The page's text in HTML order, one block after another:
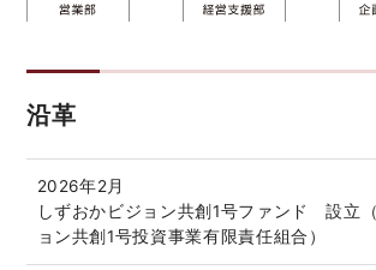
沿革
2026年2月
しずおかビジョン共創1号ファンド 設立
ョン共創1号投資事業有限責任組合）